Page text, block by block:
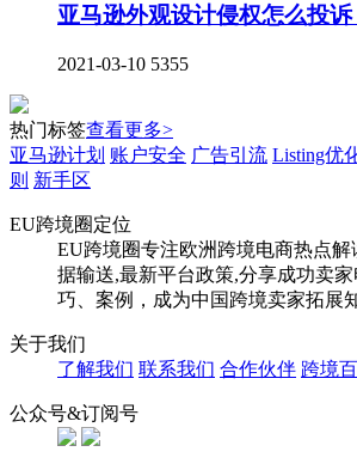
亚马逊外观设计侵权怎么投
2021-03-10 5355
热门标签查看更多>
亚马逊计划 账户安全 广告引流 Listing优
则 新手区
EU跨境圈定位
EU跨境圈专注欧洲跨境电商热点解
据输送,最新平台政策,分享成功卖
巧、案例，成为中国跨境卖家拓展
关于我们
了解我们 联系我们 合作伙伴 跨境
公众号&订阅号